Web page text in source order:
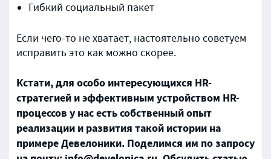
Гибкий социальный пакет
Если чего-то не хватает, настоятельно советуем
исправить это как можно скорее.
Кстати, для особо интересующихся HR-
стратегией и эффективным устройством HR-
процессов у нас есть собственный опыт
реализации и развития такой истории на
примере Девелоники. Поделимся им по запросу